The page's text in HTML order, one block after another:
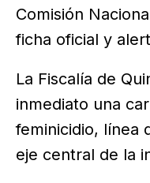
Comisión
ficha oficial y
La Fiscalía de
inmediato una
feminicidio, línea
eje central de la